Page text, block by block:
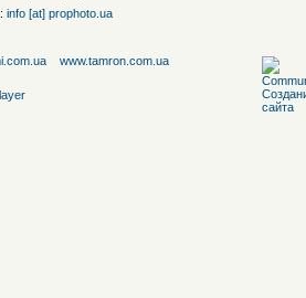
info [at] prophoto.ua
www.tamron.com.ua